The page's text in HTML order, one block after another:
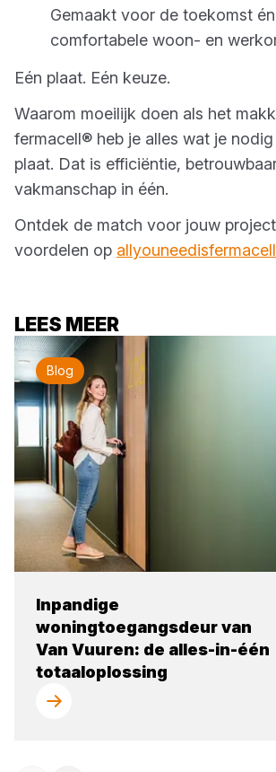
Gemaakt voor de toekomst
comfortabele woon- en
Eén plaat. Eén keuze.
Waarom moeilijk doen als het
fermacell® heb je alles wat je
plaat. Dat is efficiëntie,
vakmanschap in één.
Ontdek de match voor jouw
voordelen op
LEES MEER
Blog
Inpandige
woningtoegangsdeur van
Van Vuuren: de alles-in-één
totaaloplossing